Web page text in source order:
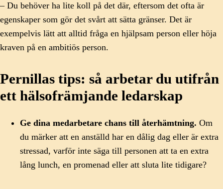
– Du behöver ha lite koll på det där, eftersom det ofta är
egenskaper som gör det svårt att sätta gränser. Det är
exempelvis lätt att alltid fråga en hjälpsam person eller höja
kraven på en ambitiös person.
Pernillas tips: så arbetar du utifrån
ett hälsofrämjande ledarskap
Ge dina medarbetare chans till återhämtning. Om
du märker att en anställd har en dålig dag eller är extra
stressad, varför inte säga till personen att ta en extra
lång lunch, en promenad eller att sluta lite tidigare?